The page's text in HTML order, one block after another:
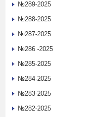
№289-2025
№288-2025
№287-2025
№286 -2025
№285-2025
№284-2025
№283-2025
№282-2025